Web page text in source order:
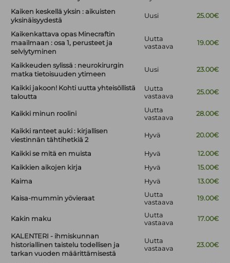
Kaiken keskellä yksin : aikuisten
yksinäisyydestä
Uusi 25.00€
Kaikenkattava opas Minecraftin
maailmaan : osa 1, perusteet ja
selviytyminen
Uutta
vastaava
19.00€
Kaikkeuden sylissä : neurokirurgin
matka tietoisuuden ytimeen
Uusi 23.00€
Kaikki jakoon! Kohti uutta yhteisöllistä
taloutta
Uutta
vastaava
25.00€
Kaikki minun roolini
Uutta
vastaava
28.00€
Kaikki ranteet auki : kirjallisen
viestinnän tähtihetkiä 2
Hyvä 20.00€
Kaikki se mitä en muista Hyvä
12.00€
Kaikkien aikojen kirja
Hyvä
15.00€
Kaima
Hyvä 13.00€
Kaisa-mummin yövieraat
Uutta
vastaava
19.00€
Kakin maku
Uutta
vastaava
17.00€
KALENTERI - ihmiskunnan
historiallinen taistelu todellisen ja
tarkan vuoden määrittämisestä
Uutta
vastaava
23.00€